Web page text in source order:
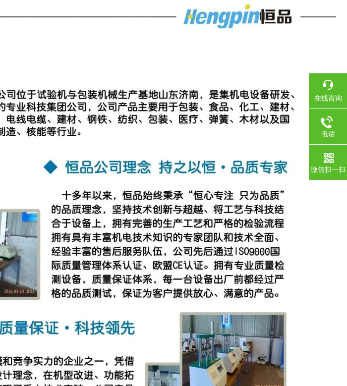
在线咨询
电话
微信扫一扫